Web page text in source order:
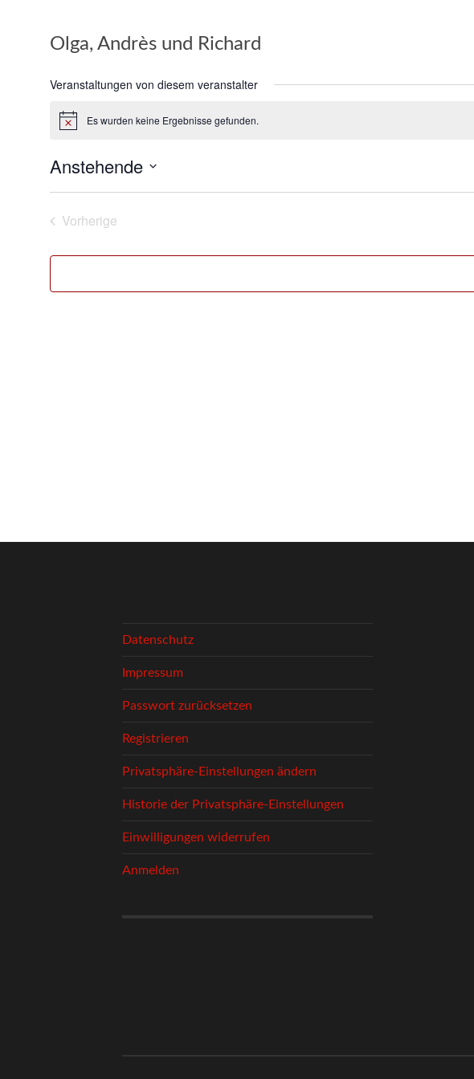
Olga, Andrès und Richard
Veranstaltungen von diesem veranstalter
HinweisEs wurden keine Ergebnisse gefunden.
Anstehende
Vorherige
Datenschutz
Impressum
Passwort zurücksetzen
Registrieren
Privatsphäre-Einstellungen ändern
Historie der Privatsphäre-Einstellungen
Einwilligungen widerrufen
Anmelden